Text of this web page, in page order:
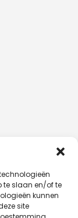
te slaan en/of te
kunnen
site